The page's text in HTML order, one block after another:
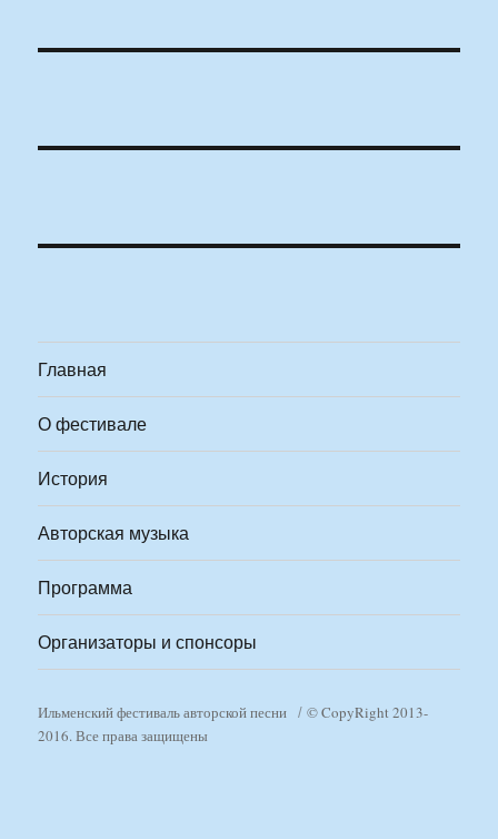
Главная
О фестивале
История
Авторская музыка
Программа
Организаторы и спонсоры
Ильменский фестиваль авторской песни
© CopyRight 2013-
2016. Все права защищены